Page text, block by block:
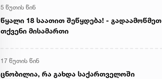
5 წუთის წინ
წყალი 18 საათით შეწყდება! - გადაამოწმეთ
თქვენი მისამართი
17 წუთის წინ
ცნობილია, რა გახდა საქართველოში